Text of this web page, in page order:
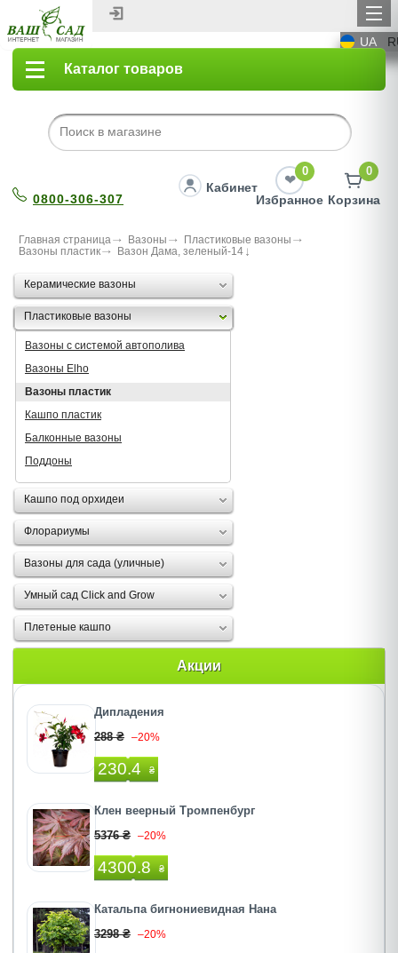
UA
Каталог товаров
0800-306-307
Кабинет
0
Избранное
0
Корзина
Главная страница Вазоны
Пластиковые вазоны
Вазоны пластик
Вазон Дама, зеленый-14
Керамические вазоны
Пластиковые вазоны
Вазоны с системой автополива
Вазоны Elho
Вазоны пластик
Кашпо пластик
Балконные вазоны
Поддоны
Кашпо под орхидеи
Флорариумы
Вазоны для сада (уличные)
Умный сад Click and Grow
Плетеные кашпо
Акции
Дипладения
288 ₴ –20%
230.4 ₴
Клен веерный Тромпенбург
5376 ₴ –20%
4300.8 ₴
Катальпа бигнониевидная Нана
3298 ₴ –20%